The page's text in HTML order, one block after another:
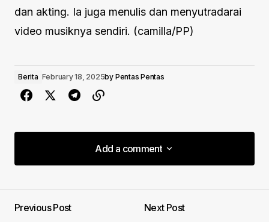
dan akting. Ia juga menulis dan menyutradarai
video musiknya sendiri. (camilla/PP)
Berita February 18, 2025by Pentas Pentas
Add a comment
Add a comment
Previous Post
Next Post